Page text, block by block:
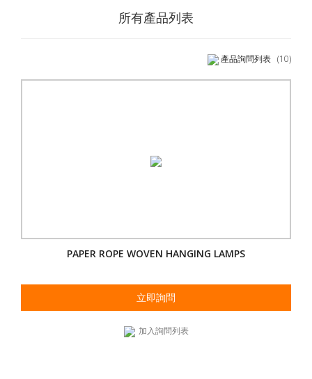
所有產品列表
產品詢問列表 (10)
PAPER ROPE WOVEN HANGING LAMPS
立即詢問
加入詢問列表